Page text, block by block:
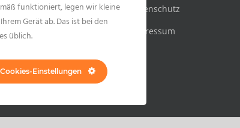
Euro
Datenschutz
Impressum
funktioniert, legen wir kleine
Gerät ab. Das ist bei den
üblich.
Cookies-Einstellungen